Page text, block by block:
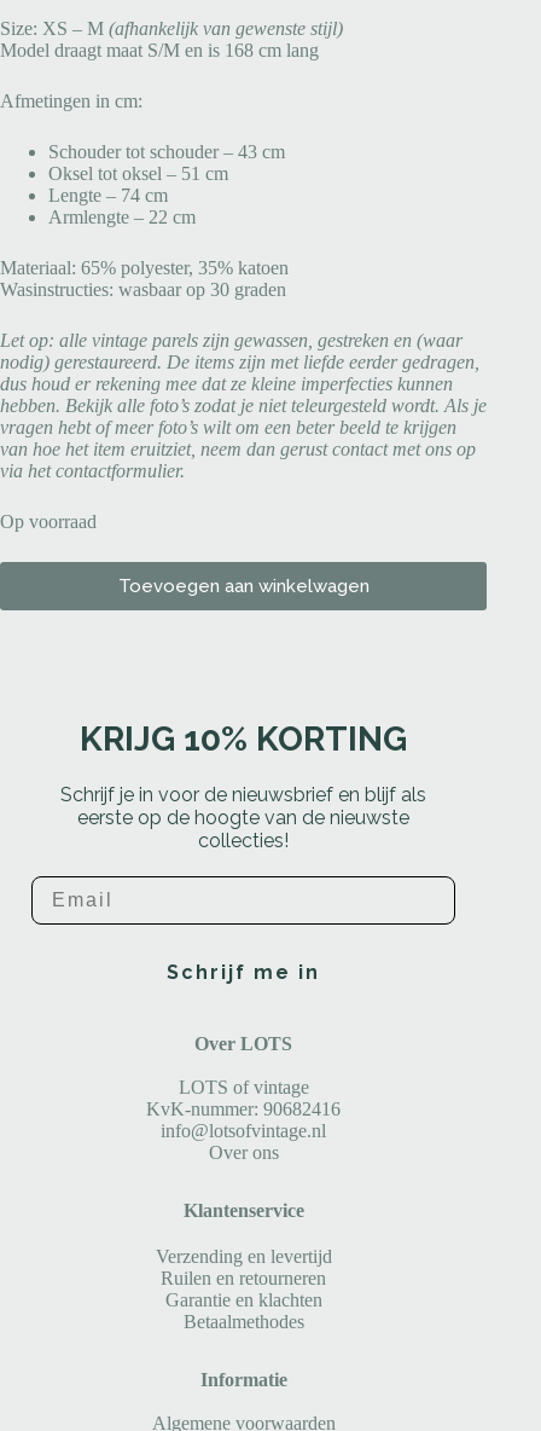
Size: XS – M (afhankelijk van gewenste stijl)
Model draagt maat S/M en is 168 cm lang
Afmetingen in cm:
Schouder tot schouder – 43 cm
Oksel tot oksel – 51 cm
Lengte – 74 cm
Armlengte – 22 cm
Materiaal: 65% polyester, 35% katoen
Wasinstructies: wasbaar op 30 graden
Let op: alle vintage parels zijn gewassen, gestreken en (waar
nodig) gerestaureerd. De items zijn met liefde eerder gedragen,
dus houd er rekening mee dat ze kleine imperfecties kunnen
hebben. Bekijk alle foto’s zodat je niet teleurgesteld wordt. Als je
vragen hebt of meer foto’s wilt om een beter beeld te krijgen
van hoe het item eruitziet, neem dan gerust contact met ons op
via het contactformulier.
Op voorraad
Toevoegen aan winkelwagen
KRIJG 10% KORTING
Schrijf je in voor de nieuwsbrief en blijf als
eerste op de hoogte van de nieuwste
collecties!
Email
Schrijf me in
Over LOTS
LOTS of vintage
KvK-nummer: 90682416
info@lotsofvintage.nl
Over ons
Klantenservice
Verzending en levertijd
Ruilen en retourneren
Garantie en klachten
Betaalmethodes
Informatie
Algemene voorwaarden